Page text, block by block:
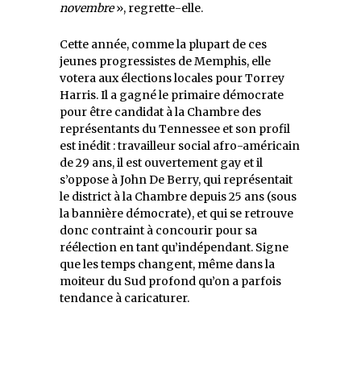
novembre», regrette-elle.
Cette année, comme la plupart de ces
jeunes progressistes de Memphis, elle
votera aux élections locales pour Torrey
Harris. Il a gagné le primaire démocrate
pour être candidat à la Chambre des
représentants du Tennessee et son profil
est inédit : travailleur social afro-américain
de 29 ans, il est ouvertement gay et il
s’oppose à John De Berry, qui représentait
le district à la Chambre depuis 25 ans (sous
la bannière démocrate), et qui se retrouve
donc contraint à concourir pour sa
réélection en tant qu’indépendant. Signe
que les temps changent, même dans la
moiteur du Sud profond qu’on a parfois
tendance à caricaturer.